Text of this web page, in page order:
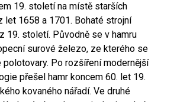
19. století na místě starších
let 1658 a 1701. Bohaté strojní
19. století. Původně se v hamru
surové železo, ze kterého se
Po rozšíření modernější
přešel hamr koncem 60. let 19.
kovaného nářadí. Ve druhé